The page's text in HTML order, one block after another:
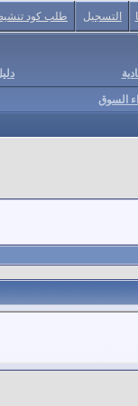
التسجيل طلب كود
السوق